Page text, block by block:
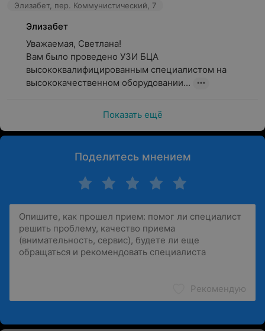
Элизабет, пер. Коммунистический, 7
Элизабет
Уважаемая, Светлана!
Вам было проведено УЗИ БЦА
высококвалифицированным специалистом на
высококачественном оборудовании...
Показать ещё
Поделитесь мнением
Рекомендую